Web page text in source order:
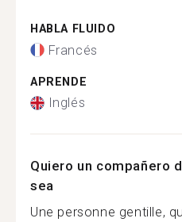
HABLA FLUIDO
Francés
APRENDE
Inglés
Quiero un compañero
sea
Une personne gentille,